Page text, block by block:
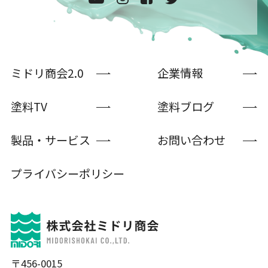
〒456-0015
ミドリ商会2.0
企業情報
塗料TV
塗料ブログ
製品・サービス
お問い合わせ
プライバシーポリシー